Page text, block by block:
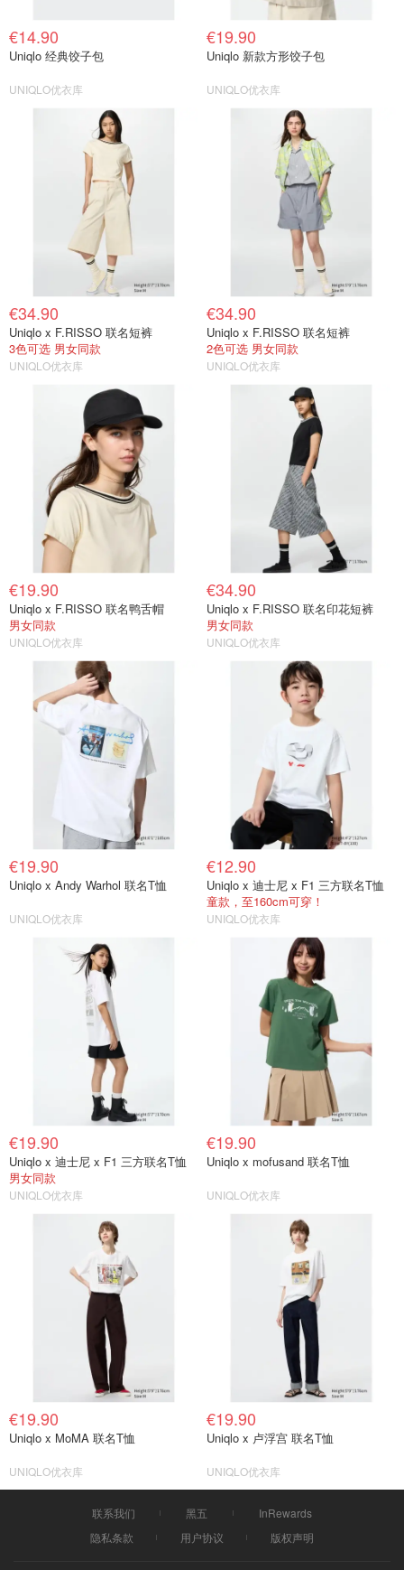
€14.90
Uniqlo 经典饺子包
UNIQLO优衣库
€19.90
Uniqlo 新款方形饺子包
UNIQLO优衣库
€34.90
Uniqlo x F.RISSO 联名短裤
3色可选 男女同款
UNIQLO优衣库
€34.90
Uniqlo x F.RISSO 联名短裤
2色可选 男女同款
UNIQLO优衣库
€19.90
Uniqlo x F.RISSO 联名鸭舌帽
男女同款
UNIQLO优衣库
€34.90
Uniqlo x F.RISSO 联名印花短裤
男女同款
UNIQLO优衣库
€19.90
Uniqlo x Andy Warhol 联名T恤
UNIQLO优衣库
€12.90
Uniqlo x 迪士尼 x F1 三方联名T恤
童款，至160cm可穿！
UNIQLO优衣库
€19.90
Uniqlo x 迪士尼 x F1 三方联名T恤
男女同款
UNIQLO优衣库
€19.90
Uniqlo x mofusand 联名T恤
UNIQLO优衣库
€19.90
Uniqlo x MoMA 联名T恤
UNIQLO优衣库
€19.90
Uniqlo x 卢浮宫 联名T恤
UNIQLO优衣库
联系我们 黑五
InRewards
隐私条款
用户协议 版权声明